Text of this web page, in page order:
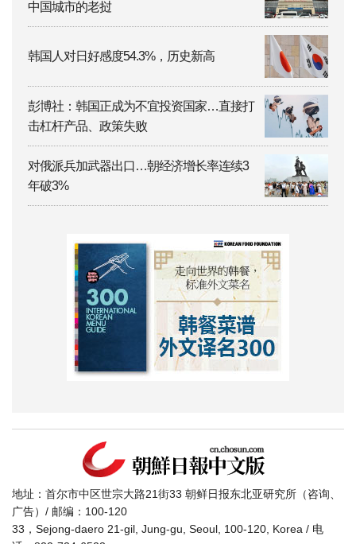
中国城市的老挝
韩国人对日好感度54.3%，历史新高
彭博社：韩国正成为不宜投资国家…直接打
击杠杆产品、政策失败
对俄派兵加武器出口…朝经济增长率连续3
年破3%
地址：首尔市中区世宗大路21街33 朝鲜日报东北亚研究所（咨询、
广告）/ 邮编：100-120
33，Sejong-daero 21-gil, Jung-gu, Seoul, 100-120, Korea / 电